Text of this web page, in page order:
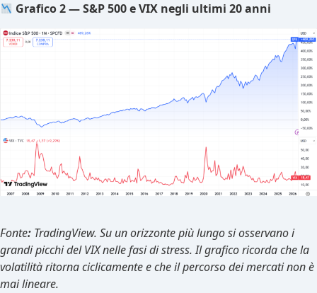
Grafico 2 — S&P 500 e VIX negli ultimi 20 anni
Fonte: TradingView. Su un orizzonte più lungo si osservano i
grandi picchi del VIX nelle fasi di stress. Il grafico ricorda che la
volatilità ritorna ciclicamente e che il percorso dei mercati non è
mai lineare.